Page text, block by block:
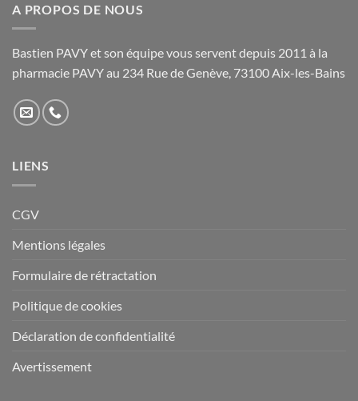
A PROPOS DE NOUS
Bastien PAVY et son équipe vous servent depuis 2011 à la
pharmacie PAVY au 234 Rue de Genève, 73100 Aix-les-Bains
LIENS
CGV
Mentions légales
Formulaire de rétractation
Politique de cookies
Déclaration de confidentialité
Avertissement